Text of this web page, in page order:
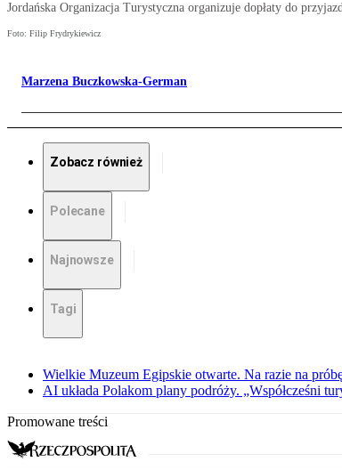
Jordańska Organizacja Turystyczna organizuje dopłaty do
Foto: Filip Frydrykiewicz
Marzena Buczkowska-German
Zobacz również
Polecane
Najnowsze
Tagi
Wielkie Muzeum Egipskie otwarte. Na razie na
AI układa Polakom plany podróży. „Współcześni
Promowane treści